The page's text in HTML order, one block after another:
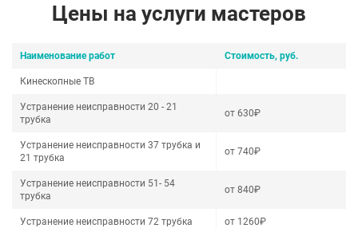
Цены на услуги мастеров
Наименование работ Стоимость, руб.
Кинескопные ТВ
Устранение неисправности 20 - 21
трубка
от 630₽
Устранение неисправности 37 трубка и
21 трубка
от 740₽
Устранение неисправности 51- 54
трубка
от 840₽
Устранение неисправности 72 трубка от 1260₽